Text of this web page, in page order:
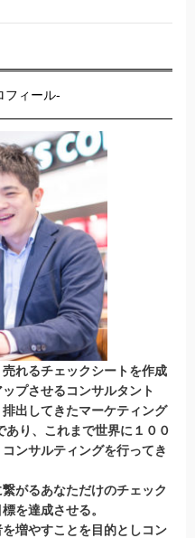
フィール-
れるチェックシートを作成
プさせるコンサルタント
出してきたマーケティング
あり、これまで世界に１００
ンサルティングを行ってき
がるあなただけのチェック
を達成させる。
増やすことを目的としコン